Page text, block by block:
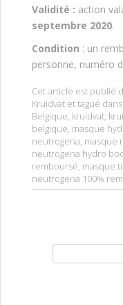
Validité : action
septembre 2020.
Condition : un
personne, numéro
Cet article est publié
Kruidvat et tagué dans
Belgique, kruidvat,
belgique, masque
neutrogena, masque
neutrogena hydro
remboursé, masque
neutrogena 100%